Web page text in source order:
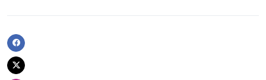
Facebook
Twitter